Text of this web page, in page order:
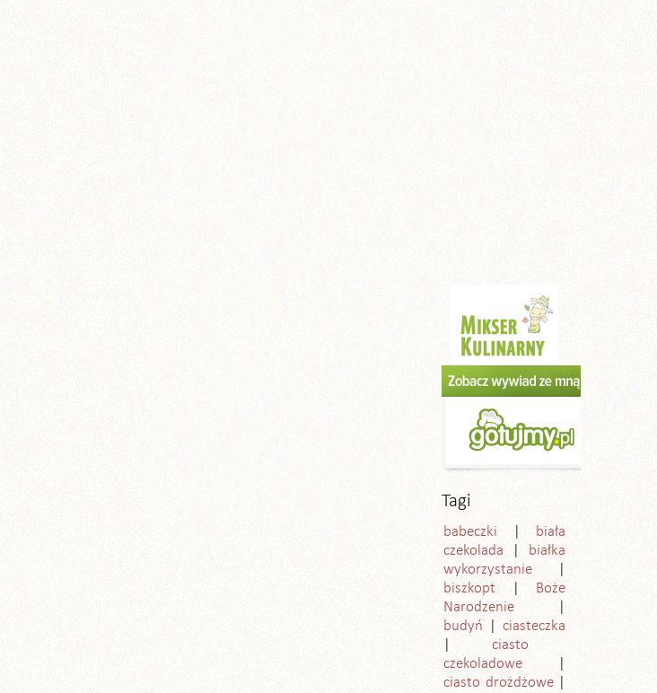
Tagi
babeczki
biała
czekolada
białka
wykorzystanie
biszkopt
Boże
Narodzenie
budyń
ciasteczka
ciasto
czekoladowe
ciasto drożdżowe